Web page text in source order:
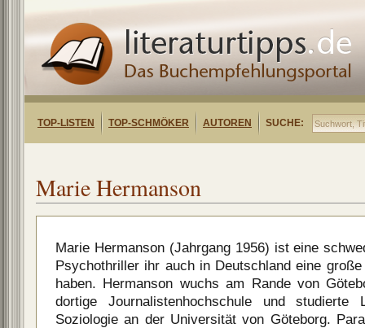
TOP-LISTEN TOP-SCHMÖKER AUTOREN SUCHE:
Marie Hermanson
Marie Hermanson (Jahrgang 1956) ist eine
Psychothriller ihr auch in Deutschland eine
haben. Hermanson wuchs am Rande von
dortige Journalistenhochschule und studierte
Soziologie an der Universität von Göteborg.